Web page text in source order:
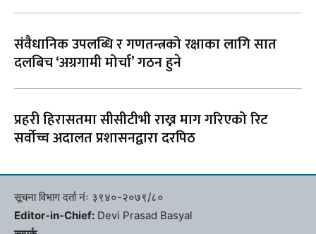
संवैधानिक उपलब्धि र गणतन्त्रको रक्षाका लागि सात
दलबिच ‘अग्रगामी मोर्चा’ गठन हुने
प्रहरी हिरासतमा सीसीटीभी राख्न माग गरिएको रिट
सर्वोच्च अदालत प्रशासनद्वारा दरपिठ
सूचना विभाग दर्ता नंः ३९४०-२०७९/८०
Editor-in-Chief: Devi Prasad Basyal